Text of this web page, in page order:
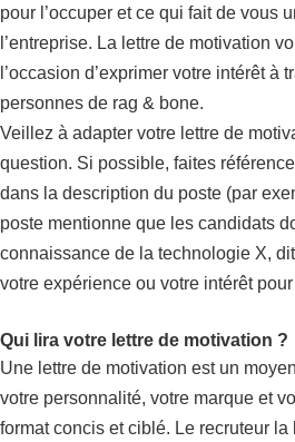
pour l’occuper et ce qui fait de vous
l’entreprise. La lettre de motivation
l’occasion d’exprimer votre intérêt à
personnes de rag & bone.
Veillez à adapter votre lettre de
question. Si possible, faites
dans la description du poste (par
poste mentionne que les candidats
connaissance de la technologie X,
votre expérience ou votre intérêt
Qui lira votre lettre de motivation ?
Une lettre de motivation est un
votre personnalité, votre marque et
format concis et ciblé. Le recruteur